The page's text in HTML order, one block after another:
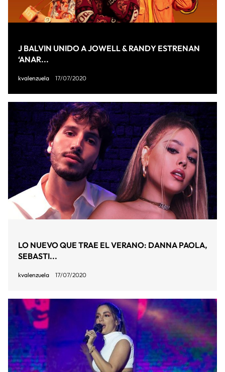
J BALVIN UNIDO A JOWELL & RANDY ESTRENAN
‘ANAR...
kvalenzuela 17/07/2020
LO NUEVO QUE TRAE EL VERANO: DANNA PAOLA,
SEBASTI...
kvalenzuela 17/07/2020